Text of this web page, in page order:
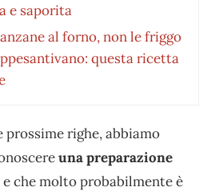
e saporita
al forno, non le friggo
questa ricetta
righe, abbiamo
una preparazione
e che molto probabilmente è